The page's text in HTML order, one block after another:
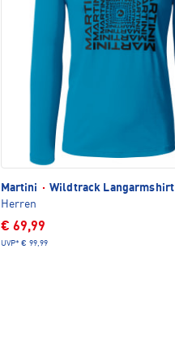
Martini · Wildtrack Langarmshirt
Herren
€ 69,99
UVP* € 99,99